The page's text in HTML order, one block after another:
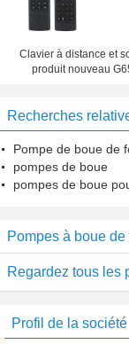
Clavier à distance et
produit nouveau
Recherches
Pompe de boue de
pompes de boue
pompes de boue
Pompes à boue de
Regardez tous les
Profil de la société